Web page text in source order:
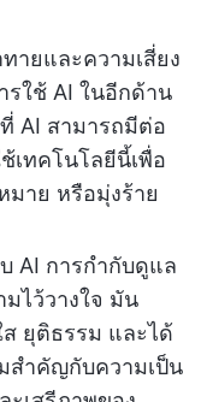
ายและความเสี่ยง
ใช้ AI ในอีกด้าน
AI สามารถมีต่อ
เทคโนโลยีนี้เพื่อ
มาย หรือมุ่งร้าย
AI การกำกับดูแล
ไว้วางใจ มัน
ยุติธรรม และได้
สำคัญกับความเป็น